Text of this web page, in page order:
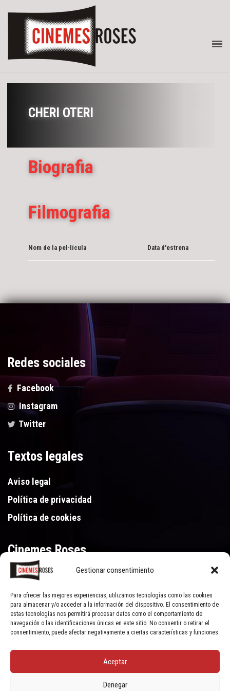
Gestionar consentimiento
Para ofrecer las mejores experiencias, utilizamos tecnologías como las cookies
para almacenar y/o acceder a la información del dispositivo. El consentimiento de
estas tecnologías nos permitirá procesar datos como el comportamiento de
navegación o las identificaciones únicas en este sitio. No consentir o retirar el
consentimiento, puede afectar negativamente a ciertas características y funciones.
Aceptar
Denegar
CHERI OTERI
Biografia
Filmografia
Nom de la pel·lícula Data d'estrena
Redes sociales
Facebook
Instagram
Twitter
Textos legales
Aviso legal
Política de privacidad
Política de cookies
Cinemes Roses
Gran Via de Pau Casals 250, 17480 Roses (Girona)
972 15 46 46
© Cinemes Roses - 2022, all rights reserved | Powered by